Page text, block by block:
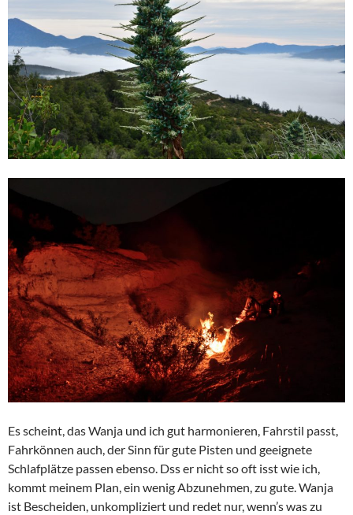
Es scheint, das Wanja und ich gut harmonieren, Fahrstil passt,
Fahrkönnen auch, der Sinn für gute Pisten und geeignete
Schlafplätze passen ebenso. Dss er nicht so oft isst wie ich,
kommt meinem Plan, ein wenig Abzunehmen, zu gute. Wanja
ist Bescheiden, unkompliziert und redet nur, wenn’s was zu